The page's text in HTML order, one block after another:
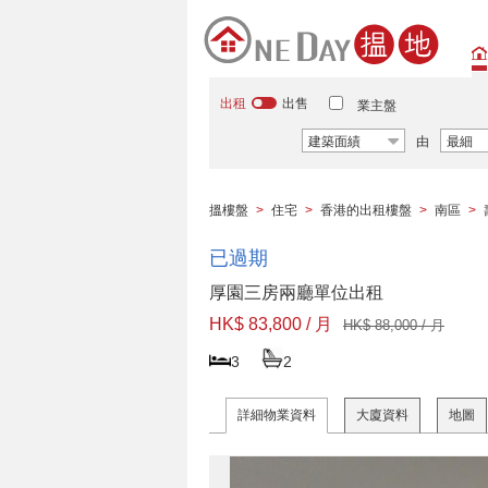
出租 出售 業主盤
建築面績 由 最細
搵樓盤 > 住宅 > 香港的出租樓盤 > 南區 >
已過期
厚園三房兩廳單位出租
HK$ 83,800 / 月
HK$ 88,000 / 月
3 2
詳細物業資料 大廈資料 地圖